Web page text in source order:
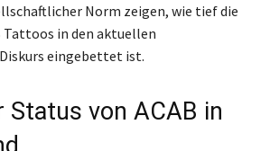
Norm zeigen, wie tief die
Tattoos in den aktuellen
eingebettet ist.
Status von ACAB in